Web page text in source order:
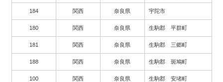
184 関西 奈良県 宇陀市
180 関西 奈良県 生駒郡 平群町
181 関西 奈良県 生駒郡 三郷町
188 関西 奈良県 生駒郡 斑鳩町
100 関西 奈良県 生駒郡 安堵町